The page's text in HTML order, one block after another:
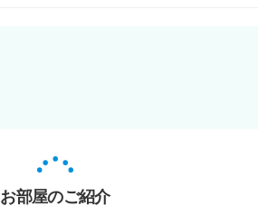
お部屋のご紹介